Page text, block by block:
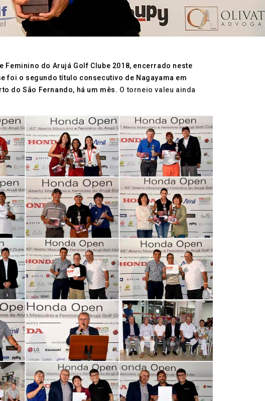
Feminino do Arujá Golf Clube 2018, encerrado neste
foi o segundo título consecutivo de Nagayama em
do São Fernando, há um mês. O torneio valeu ainda